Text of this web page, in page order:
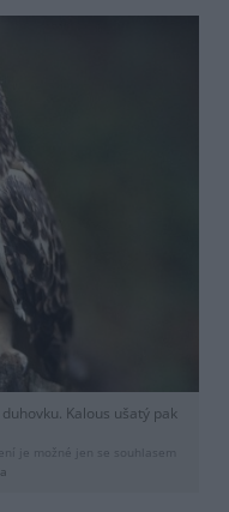
Kalous ušatý pak
je možné jen se souhlasem